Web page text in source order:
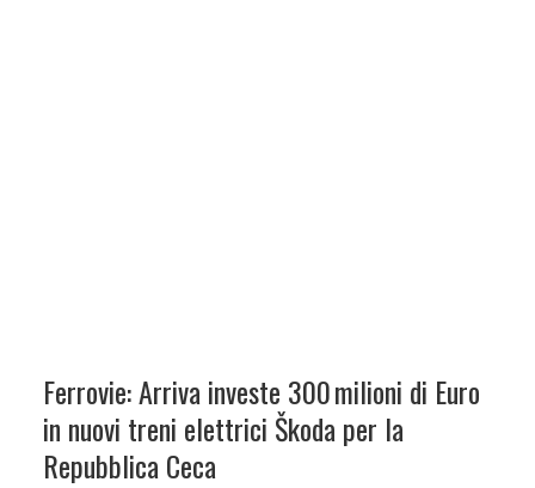
Ferrovie: Arriva investe 300 milioni di Euro
in nuovi treni elettrici Škoda per la
Repubblica Ceca